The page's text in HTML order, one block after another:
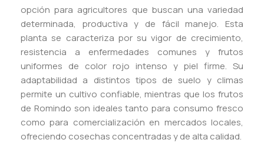
opción para agricultores que buscan una variedad
determinada, productiva y de fácil manejo. Esta
planta se caracteriza por su vigor de crecimiento,
resistencia a enfermedades comunes y frutos
uniformes de color rojo intenso y piel firme. Su
adaptabilidad a distintos tipos de suelo y climas
permite un cultivo confiable, mientras que los frutos
de Romindo son ideales tanto para consumo fresco
como para comercialización en mercados locales,
ofreciendo cosechas concentradas y de alta calidad.